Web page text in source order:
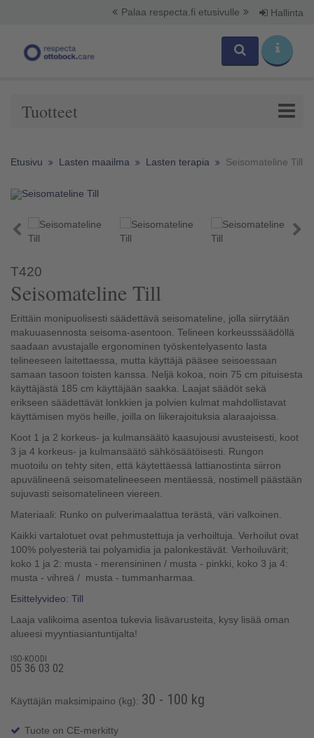
Palaa respecta.fi etusivulle Hallinta
Tuotteet
Etusivu Lasten maailma Lasten terapia Seisomateline Till
T420
Seisomateline Till
Erittäin monipuolisesti säädettävä seisomateline, jolla siirrytään
makuuasennosta seisoma-asentoon. Telineen korkeusssäädöllä
saadaan avustajalle ergonominen työskentelyasento lasta
telineeseen laitettaessa, mutta käyttäjä pääsee seisoessaan
samaan tasoon toisten kanssa. Neljä kokoa, noin 75 cm pituisesta
käyttäjästä 185 cm käyttäjään saakka. Laajat säädöt sekä
erikseen säädettävät lonkkien ja polvien kulmat mahdollistavat
käyttämisen myös heille, joilla on liikerajoituksia alaraajoissa.
Koot 1 ja 2 korkeus- ja kulmansäätö kaasujousi avusteisesti, koot
3 ja 4 korkeus- ja kulmansäätö sähkösäätöisesti. Rungon
muotoilu on tehty siten, että käytettäessä lattianostinta siirron
apuvälineenä seisomatelineeseen mentäessä, nostimell päästään
sujuvasti seisomatelineen viereen.
Materiaali: Runko on pulverimaalattua terästä, väri valkoinen.
Kaikki vartalotuet ovat pehmustettuja ja verhoiltuja. Verhoilut ovat
100% polyesteriä tai polyamidia ja palonkestävät. Verhoiluvärit;
koko 1 ja 2: musta - merensininen / musta - pinkki, koko 3 ja 4:
musta - vihreä / musta - tummanharmaa.
Esittelyvideo: Till
Laaja valikoima asentoa tukevia lisävarusteita, kysy lisää oman
alueesi myyntiasiantuntijalta!
ISO-KOODI
05 36 03 02
Käyttäjän maksimipaino (kg): 30 - 100 kg
Tuote on CE-merkitty